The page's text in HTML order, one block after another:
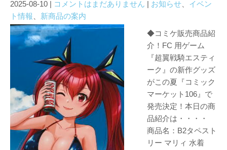
2025-08-10 | コメントはまだありません | お知らせ
イベン
ト情報
新商品の案内
◆コミケ販売商品紹
介！FC 用ゲーム
『超翼戦騎エスティ
ーク』の新作グッズ
がこの夏『コミック
マーケット106』で
発売決定！本日の商
品紹介は・・・・
商品名：B2タペスト
リー マリィ 水着